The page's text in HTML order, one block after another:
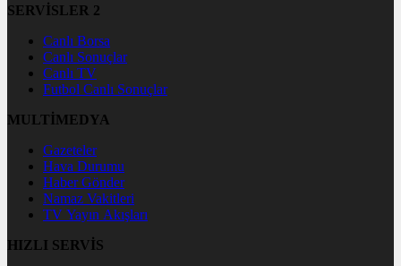
SERVİSLER 2
Canlı Borsa
Canlı Sonuçlar
Canlı TV
Futbol Canlı Sonuçlar
MULTİMEDYA
Gazeteler
Hava Durumu
Haber Gönder
Namaz Vakitleri
TV Yayın Akışları
HIZLI SERVİS